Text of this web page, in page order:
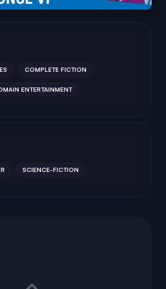
COMPLETE FICTION
ENTERTAINMENT
SCIENCE-FICTION